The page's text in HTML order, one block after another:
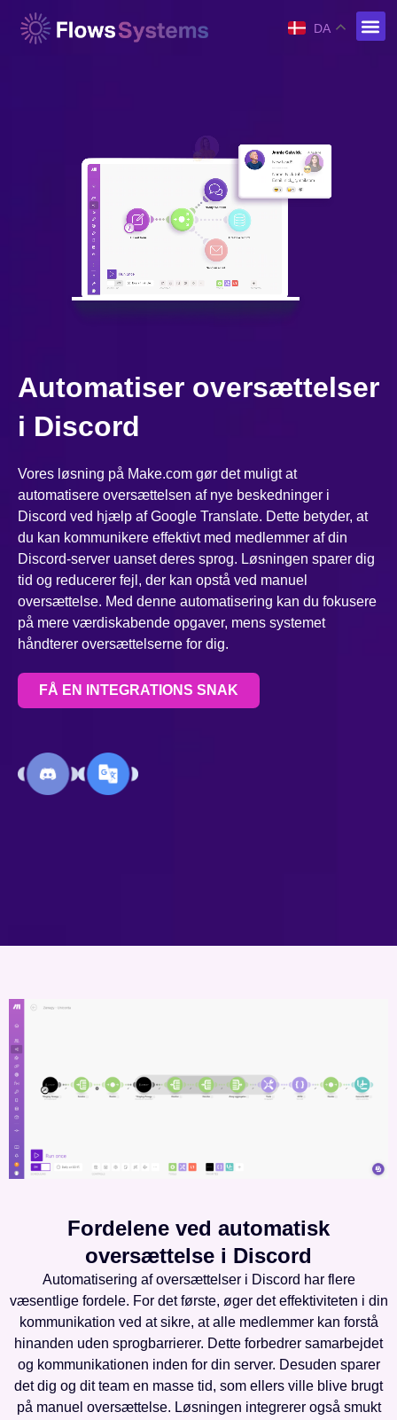
DA
Automatiser oversættelser
i Discord
Vores løsning på Make.com gør det muligt at
automatisere oversættelsen af nye beskedninger i
Discord ved hjælp af Google Translate. Dette betyder, at
du kan kommunikere effektivt med medlemmer af din
Discord-server uanset deres sprog. Løsningen sparer dig
tid og reducerer fejl, der kan opstå ved manuel
oversættelse. Med denne automatisering kan du fokusere
på mere værdiskabende opgaver, mens systemet
håndterer oversættelserne for dig.
FÅ EN INTEGRATIONS SNAK
Fordelene ved automatisk
oversættelse i Discord
Automatisering af oversættelser i Discord har flere
væsentlige fordele. For det første, øger det effektiviteten i din
kommunikation ved at sikre, at alle medlemmer kan forstå
hinanden uden sprogbarrierer. Dette forbedrer samarbejdet
og kommunikationen inden for din server. Desuden sparer
det dig og dit team en masse tid, som ellers ville blive brugt
på manuel oversættelse. Løsningen integrerer også smukt